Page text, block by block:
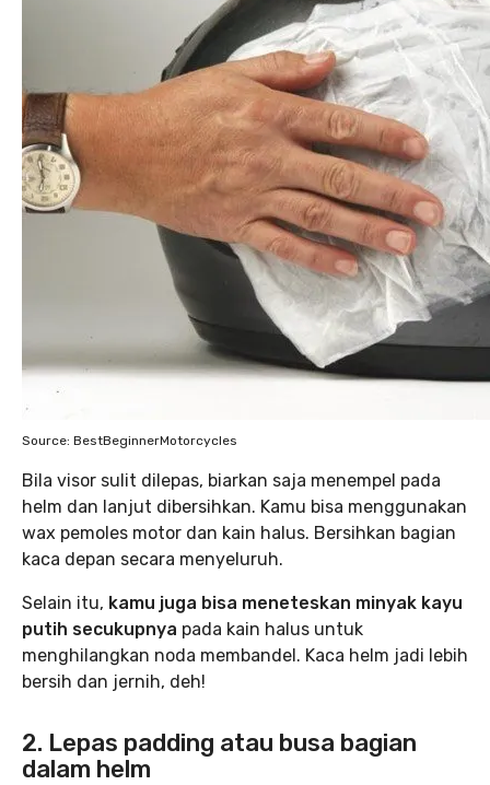
Source: BestBeginnerMotorcycles
Bila visor sulit dilepas, biarkan saja menempel pada
helm dan lanjut dibersihkan. Kamu bisa menggunakan
wax pemoles motor dan kain halus. Bersihkan bagian
kaca depan secara menyeluruh.
Selain itu, kamu juga bisa meneteskan minyak kayu
putih secukupnya pada kain halus untuk
menghilangkan noda membandel. Kaca helm jadi lebih
bersih dan jernih, deh!
2. Lepas padding atau busa bagian
dalam helm